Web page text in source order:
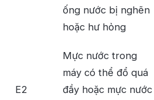
ống nước bị nghẽn
hoặc hư hỏng
E2
Mực nước trong
máy có thể đổ quá
đầy hoặc mực nước